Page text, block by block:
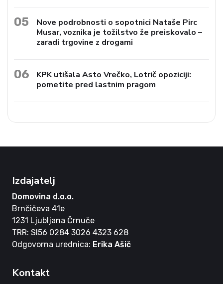
05
Nove podrobnosti o sopotnici Nataše Pirc
Musar, voznika je tožilstvo že preiskovalo –
zaradi trgovine z drogami
06
KPK utišala Asto Vrečko, Lotrič opoziciji:
pometite pred lastnim pragom
Izdajatelj
Domovina d.o.o.
Brnčičeva 41e
1231 Ljubljana Črnuče
TRR: SI56 0284 3026 4323 628
Odgovorna urednica: Erika Ašič
Kontakt